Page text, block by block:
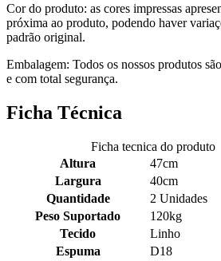
Cor do produto: as cores impressas
próxima ao produto, podendo haver
padrão original.
Embalagem: Todos os nossos produtos
e com total segurança.
Ficha Técnica
Ficha tecnica do produto
Altura
47cm
Largura
40cm
Quantidade
2 Unidades
Peso Suportado
120kg
Tecido
Linho
Espuma
D18